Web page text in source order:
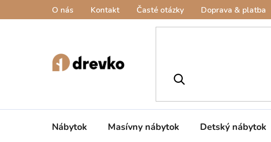
O nás Kontakt Časté otázky Doprava & platba
Nábytok Masívny nábytok Detský nábytok